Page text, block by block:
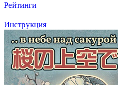
Рейтинги
Инструкция